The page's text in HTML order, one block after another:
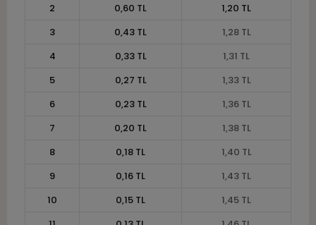
2
0,60 TL
1,20 TL
3
0,43 TL
1,28 TL
4
0,33 TL
1,31 TL
5
0,27 TL
1,33 TL
6
0,23 TL
1,36 TL
7
0,20 TL
1,38 TL
8
0,18 TL
1,40 TL
9
0,16 TL
1,43 TL
10
0,15 TL
1,45 TL